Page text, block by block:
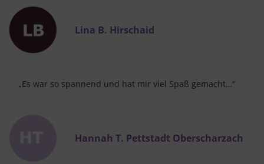
Lina B. Hirschaid
„Es war so spannend und hat mir viel Spaß gemacht…“
Hannah T. Pettstadt Oberscharzach